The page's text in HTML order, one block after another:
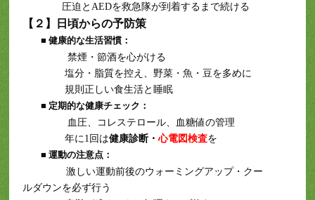
圧迫とAEDを救急隊が到着するまで続ける
【２】日頃からの予防策
■ 健康的な生活習慣：
禁煙・節酒を心がける
塩分・脂質を控え、野菜・魚・豆を多めに
規則正しい食生活と睡眠
■ 定期的な健康チェック：
血圧、コレステロール、血糖値の管理
年に1回は健康診断・心電図検査を
■ 運動の注意点：
激しい運動前後のウォーミングアップ・クー
ルダウンを必ず行う